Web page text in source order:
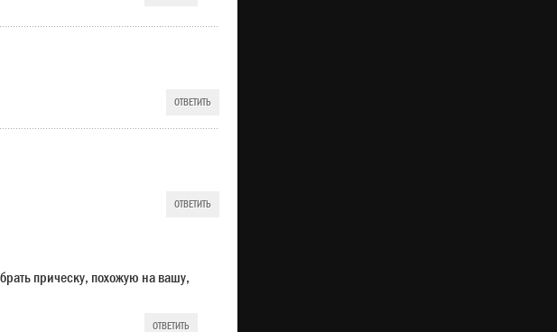
ОТВЕТИТЬ
ОТВЕТИТЬ
прическу, похожую на вашу,
ОТВЕТИТЬ